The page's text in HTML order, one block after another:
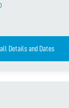
Details and Dates